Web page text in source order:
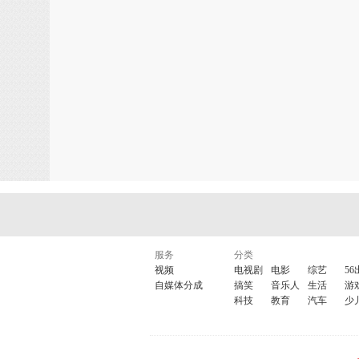
服务
视频
自媒体分成
分类
电视剧
电影 综艺 56
搞笑
音乐人 生活 游
科技
教育 汽车 少